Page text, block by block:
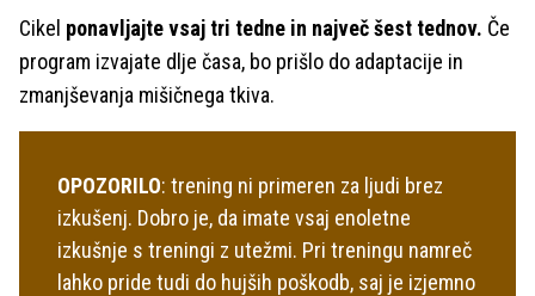
Cikel ponavljajte vsaj tri tedne in največ šest tednov. Če
program izvajate dlje časa, bo prišlo do adaptacije in
zmanjševanja mišičnega tkiva.
OPOZORILO: trening ni primeren za ljudi brez
izkušenj. Dobro je, da imate vsaj enoletne
izkušnje s treningi z utežmi. Pri treningu namreč
lahko pride tudi do hujših poškodb, saj je izjemno